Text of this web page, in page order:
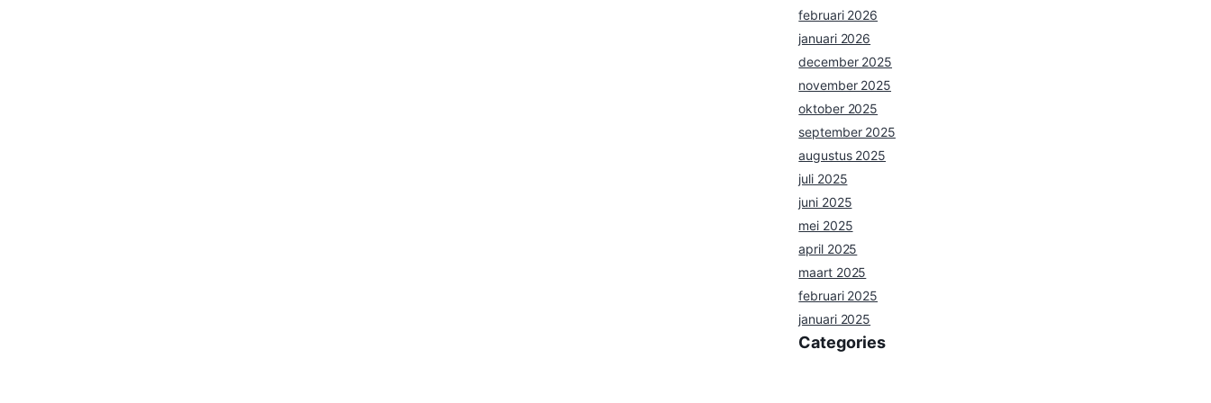
februari 2026
januari 2026
december 2025
november 2025
oktober 2025
september 2025
augustus 2025
juli 2025
juni 2025
mei 2025
april 2025
maart 2025
februari 2025
januari 2025
Categories